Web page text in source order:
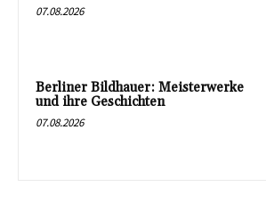
07.08.2026
Berliner Bildhauer: Meisterwerke
und ihre Geschichten
07.08.2026